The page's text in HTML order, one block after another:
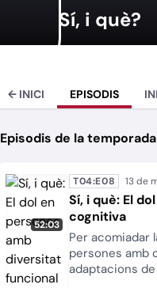
Sí, i què?
← INICI EPISODIS
Episodis de la
52:03
T04:E08
Sí, i què: El
cognitiva
Per acomiadar
persones amb
adaptacions de